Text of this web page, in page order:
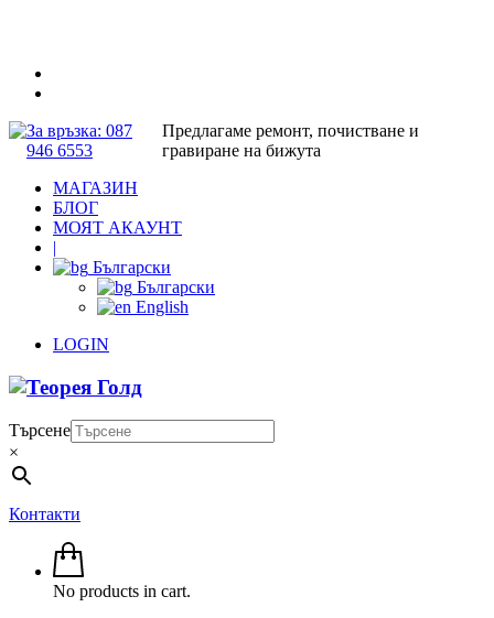
За връзка: 087
946 6553
Предлагаме ремонт, почистване и
гравиране на бижута
МАГАЗИН
БЛОГ
МОЯТ АКАУНТ
|
Български
Български
English
LOGIN
Търсене
×
Контакти
No products in cart.